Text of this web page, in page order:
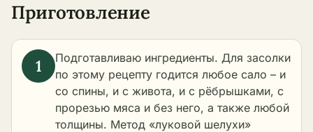
Приготовление
Подготавливаю ингредиенты. Для засолки
по этому рецепту годится любое сало – и
со спины, и с живота, и с рёбрышками, с
прорезью мяса и без него, а также любой
толщины. Метод «луковой шелухи»